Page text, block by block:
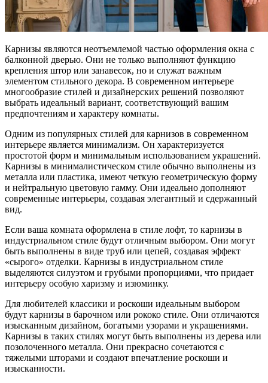
Карнизы являются неотъемлемой частью оформления окна с
балконной дверью. Они не только выполняют функцию
крепления штор или занавесок, но и служат важным
элементом стильного декора. В современном интерьере
многообразие стилей и дизайнерских решений позволяют
выбрать идеальный вариант, соответствующий вашим
предпочтениям и характеру комнаты.
Одним из популярных стилей для карнизов в современном
интерьере является минимализм. Он характеризуется
простотой форм и минимальным использованием украшений.
Карнизы в минималистическом стиле обычно выполнены из
металла или пластика, имеют четкую геометрическую форму
и нейтральную цветовую гамму. Они идеально дополняют
современные интерьеры, создавая элегантный и сдержанный
вид.
Если ваша комната оформлена в стиле лофт, то карнизы в
индустриальном стиле будут отличным выбором. Они могут
быть выполнены в виде труб или цепей, создавая эффект
«сырого» отделки. Карнизы в индустриальном стиле
выделяются силуэтом и грубыми пропорциями, что придает
интерьеру особую харизму и изюминку.
Для любителей классики и роскоши идеальным выбором
будут карнизы в барочном или рококо стиле. Они отличаются
изысканным дизайном, богатыми узорами и украшениями.
Карнизы в таких стилях могут быть выполнены из дерева или
позолоченного металла. Они прекрасно сочетаются с
тяжелыми шторами и создают впечатление роскоши и
изысканности.